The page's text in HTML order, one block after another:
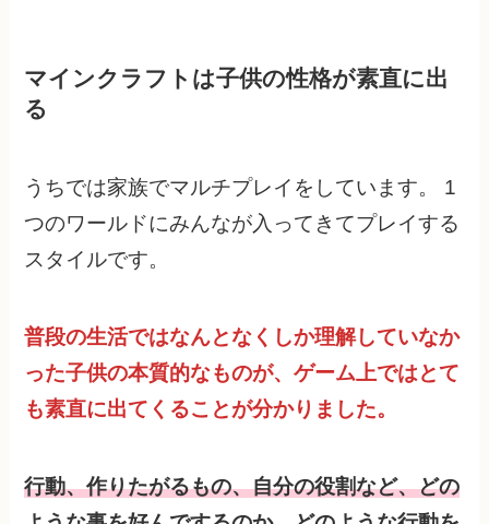
マインクラフトは子供の性格が素直に出
る
うちでは家族でマルチプレイをしています。 1
つのワールドにみんなが入ってきてプレイする
スタイルです。
普段の生活ではなんとなくしか理解していなか
った子供の本質的なものが、ゲーム上ではとて
も素直に出てくることが分かりました。
行動、作りたがるもの、自分の役割など、どの